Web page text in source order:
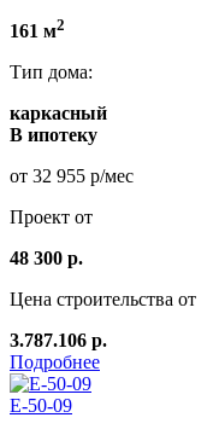
161 м2
Тип дома:
каркасный
В ипотеку
от 32 955 р/мес
Проект от
48 300 р.
Цена строительства от
3.787.106 р.
Подробнее
E-50-09